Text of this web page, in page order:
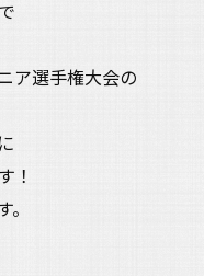
ア選手権大会の
！